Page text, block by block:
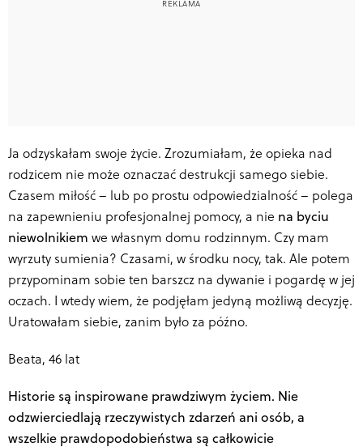
Ja odzyskałam swoje życie. Zrozumiałam, że opieka nad
rodzicem nie może oznaczać destrukcji samego siebie.
Czasem miłość – lub po prostu odpowiedzialność – polega
na zapewnieniu profesjonalnej pomocy, a nie na byciu
niewolnikiem we własnym domu rodzinnym. Czy mam
wyrzuty sumienia? Czasami, w środku nocy, tak. Ale potem
przypominam sobie ten barszcz na dywanie i pogardę w jej
oczach. I wtedy wiem, że podjęłam jedyną możliwą decyzję.
Uratowałam siebie, zanim było za późno.
Beata, 46 lat
Historie są inspirowane prawdziwym życiem. Nie
odzwierciedlają rzeczywistych zdarzeń ani osób, a
wszelkie prawdopodobieństwa są całkowicie